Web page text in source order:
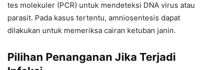
tes molekuler (PCR) untuk mendeteksi DNA virus atau
parasit. Pada kasus tertentu, amniosentesis dapat
dilakukan untuk memeriksa cairan ketuban janin.
Pilihan Penanganan Jika Terjadi